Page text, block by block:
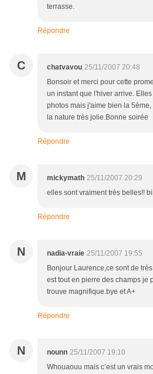
terrasse.
Répondre
C chatvavou 25/11/2007 20:48
Bonsoir et merci pour cette
un instant que l'hiver arrive.
photos mais j'aime bien la
la nature très jolie.Bonne soirée
Répondre
M mickymath 25/11/2007 20:29
elles sont vraiment très belles!!
Répondre
N nadia-vraie 25/11/2007 19:55
Bonjour Laurence,ce sont de
est tout en pierre des champs je
trouve magnifique.bye et A+
Répondre
N nounn 25/11/2007 19:10
Whouaouu mais c’est un vrais